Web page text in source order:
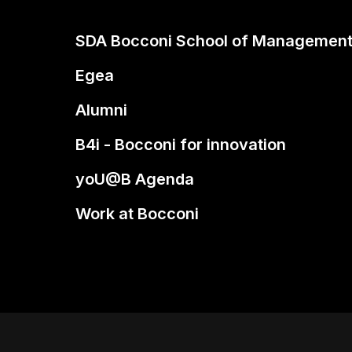
SDA Bocconi School of Management
Egea
Alumni
B4i - Bocconi for innovation
yoU@B Agenda
Work at Bocconi